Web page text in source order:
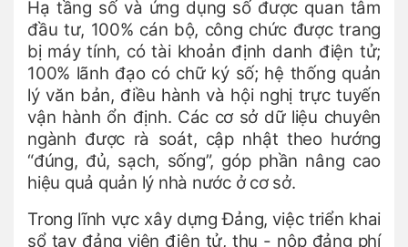
Hạ tầng số và ứng dụng số được quan tâm
đầu tư, 100% cán bộ, công chức được trang
bị máy tính, có tài khoản định danh điện tử;
100% lãnh đạo có chữ ký số; hệ thống quản
lý văn bản, điều hành và hội nghị trực tuyến
vận hành ổn định. Các cơ sở dữ liệu chuyên
ngành được rà soát, cập nhật theo hướng
“đúng, đủ, sạch, sống”, góp phần nâng cao
hiệu quả quản lý nhà nước ở cơ sở.
Trong lĩnh vực xây dựng Đảng, việc triển khai
sổ tay đảng viên điện tử, thu - nộp đảng phí